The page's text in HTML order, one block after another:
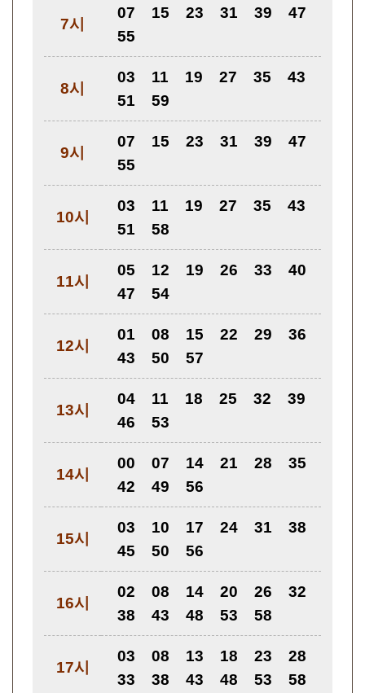
7시
07 15 23 31 39
47
55
8시
03 11 19 27 35
43
51
59
9시
07 15 23 31 39
47
55
10시
03 11 19 27 35
43
51
58
11시
05 12 19 26 33
40
47
54
12시
01 08 15 22 29
36
43
50 57
13시
04 11 18 25 32
39
46
53
14시
00 07 14 21 28
35
42
49 56
15시
03 10 17 24 31
38
45
50 56
16시
02 08 14 20 26
32
38
43 48 53 58
17시
03 08 13 18 23
28
33
38 43 48 53 58